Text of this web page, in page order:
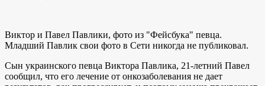
Виктор и Павел Павлики, фото из "Фейсбука" певца.
Младший Павлик свои фото в Сети никогда не публиковал.
Сын украинского певца Виктора Павлика, 21-летний Павел
сообщил, что его лечение от онкозаболевания не дает